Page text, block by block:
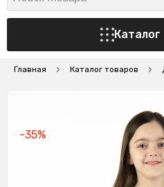
Каталог
Главная Каталог товаров
-35%